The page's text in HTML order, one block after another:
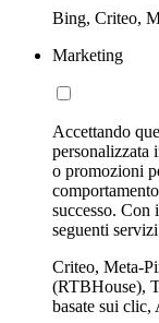
Bing, Criteo,
Marketing
Accettando
personalizzata
o promozioni
successo. Con
seguenti
Criteo, Meta-
(RTBHouse),
basate sui clic,